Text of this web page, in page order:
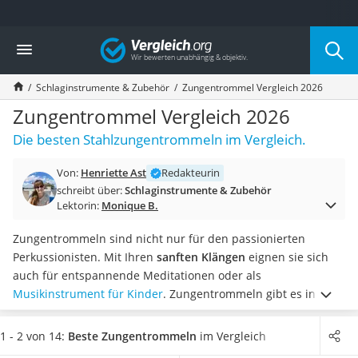
Die beliebtesten Vergleiche nach Kategorie
Freizeit & Sport
Gartentrampolin
Trampolin
Metalldetektor
Eufab-Fahrradträger
Trampolin 366 cm
Aluminium-Koffer
Futterboot
E-Bike-Dreirad
Trekkingschuhe Herren
Reisetasche mit Rollen
Klimmzugstation
Koffer
Nachtsichtgerät
Vergleich
Schlaginstrumente & Zubehör Zungentrommel Vergleich 2026
Zungentrommel Vergleich 2026
Die besten Stahlzungentrommeln im Vergleich.
Von: Henriette Ast
Redakteurin
schreibt über:Schlaginstrumente & Zubehör
Lektorin: Monique B.
Zungentrommeln sind nicht nur für den passionierten
Perkussionisten. Mit Ihren sanften Klängen eignen sie sich
auch für entspannende Meditationen oder als
Musikinstrument für Kinder. Zungentrommeln gibt es in
verschiedenen Größen.
Tests im Internet zufolge lassen sich Zungentrommeln mit
1 - 2 von 14: Beste Zungentrommeln im Vergleich